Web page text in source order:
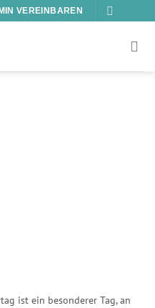
VEREINBAREN
ist ein besonderer Tag, an